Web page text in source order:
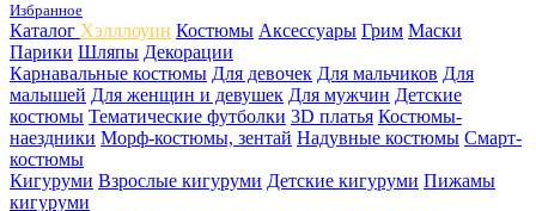
Избранное
Каталог Хэлллоуин Костюмы Аксессуары Грим Маски
Парики Шляпы Декорации
Карнавальные костюмы Для девочек Для мальчиков Для
малышей Для женщин и девушек Для мужчин Детские
костюмы Тематические футболки 3D платья Костюмы-
наездники Морф-костюмы, зентай Надувные костюмы Смарт-
костюмы
Кигуруми Взрослые кигуруми Детские кигуруми Пижамы
кигуруми